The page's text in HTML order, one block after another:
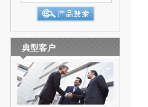
典型客户